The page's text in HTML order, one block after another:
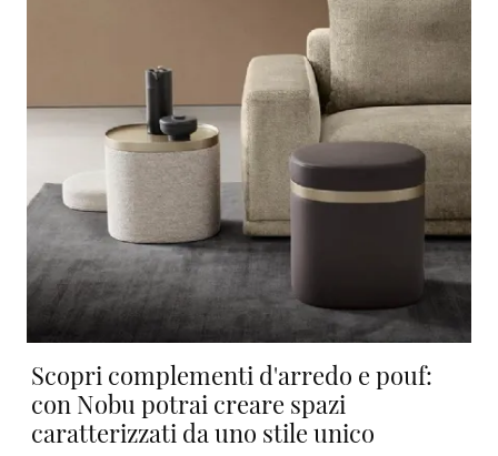
Scopri complementi d'arredo e pouf:
con Nobu potrai creare spazi
caratterizzati da uno stile unico